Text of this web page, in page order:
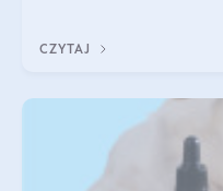
CZYTAJ